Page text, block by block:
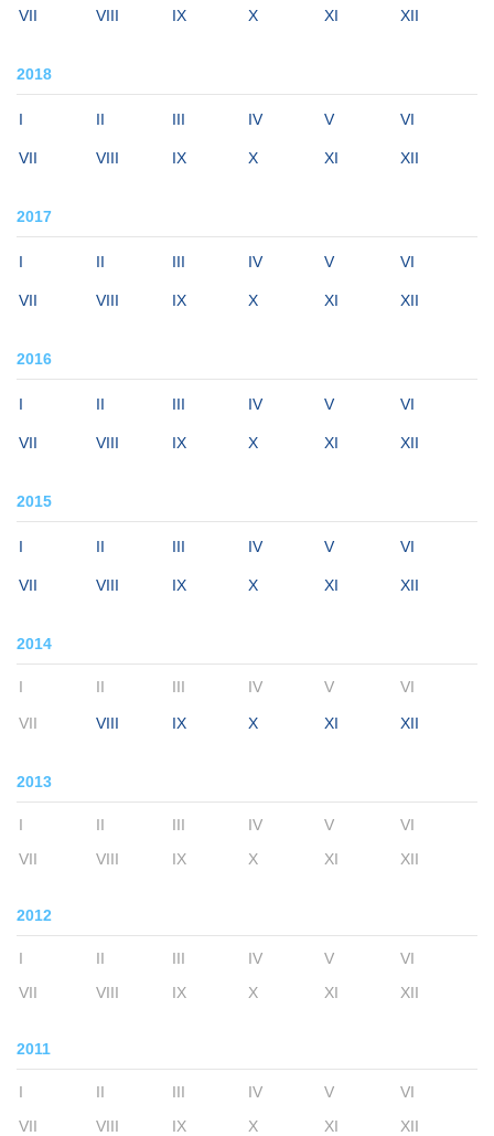
VII VIII IX X XI XII
2018
I II III IV V VI
VII VIII IX X XI XII
2017
I II III IV V VI
VII VIII IX X XI XII
2016
I II III IV V VI
VII VIII IX X XI XII
2015
I II III IV V VI
VII VIII IX X XI XII
2014
I II III IV V VI
VII VIII IX X XI XII
2013
I II III IV V
VI
VII
VIII IX X XI XII
2012
I II III IV V
VI
VII
VIII IX X XI XII
2011
I II III IV V
VI
VII
VIII IX X XI XII